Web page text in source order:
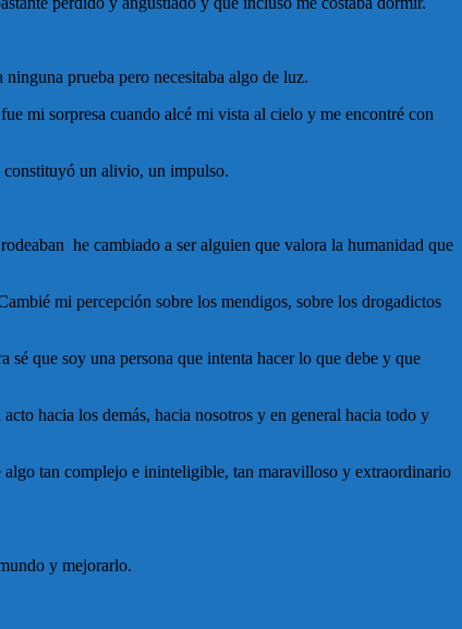
prueba pero necesitaba algo de luz.
mi sorpresa cuando alcé mi vista al cielo y me encontré con
constituyó un alivio, un impulso.
he cambiado a ser alguien que valora la humanidad que
mi percepción sobre los mendigos, sobre los drogadictos
sé que soy una persona que intenta hacer lo que debe y que
hacia los demás, hacia nosotros y en general hacia todo y
algo tan complejo e ininteligible, tan maravilloso y extraordinario
y mejorarlo.